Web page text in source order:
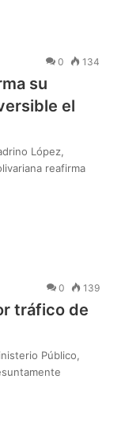
0 134
su
el
López,
reafirma
0 139
tráfico de
Público,